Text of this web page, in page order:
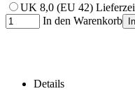
UK 8,0 (EU 42)
In den Warenkorb
Details